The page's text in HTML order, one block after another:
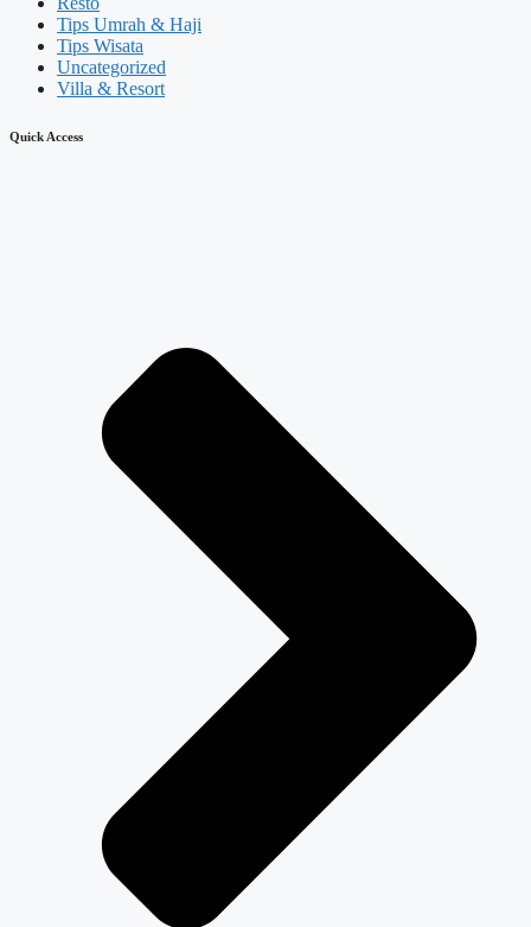
Tips Umrah & Haji
Tips Wisata
Uncategorized
Villa & Resort
Quick Access